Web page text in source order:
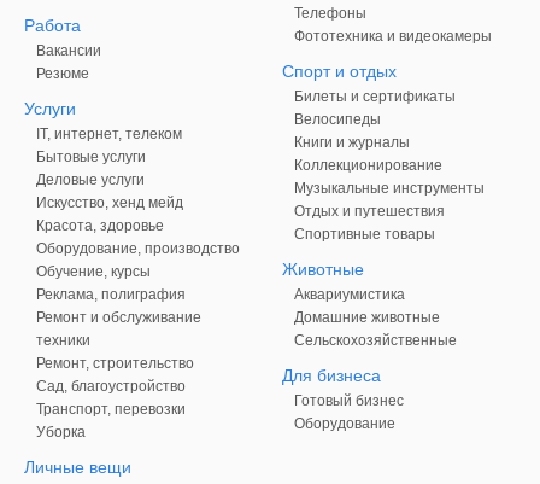
Работа
Вакансии
Резюме
Услуги
IT, интернет, телеком
Бытовые услуги
Деловые услуги
Искусство, хенд мейд
Красота, здоровье
Оборудование, производство
Обучение, курсы
Реклама, полиграфия
Ремонт и обслуживание
техники
Ремонт, строительство
Сад, благоустройство
Транспорт, перевозки
Уборка
Личные вещи
Телефоны
Фототехника и видеокамеры
Спорт и отдых
Билеты и сертификаты
Велосипеды
Книги и журналы
Коллекционирование
Музыкальные инструменты
Отдых и путешествия
Спортивные товары
Животные
Аквариумистика
Домашние животные
Сельскохозяйственные
Для бизнеса
Готовый бизнес
Оборудование